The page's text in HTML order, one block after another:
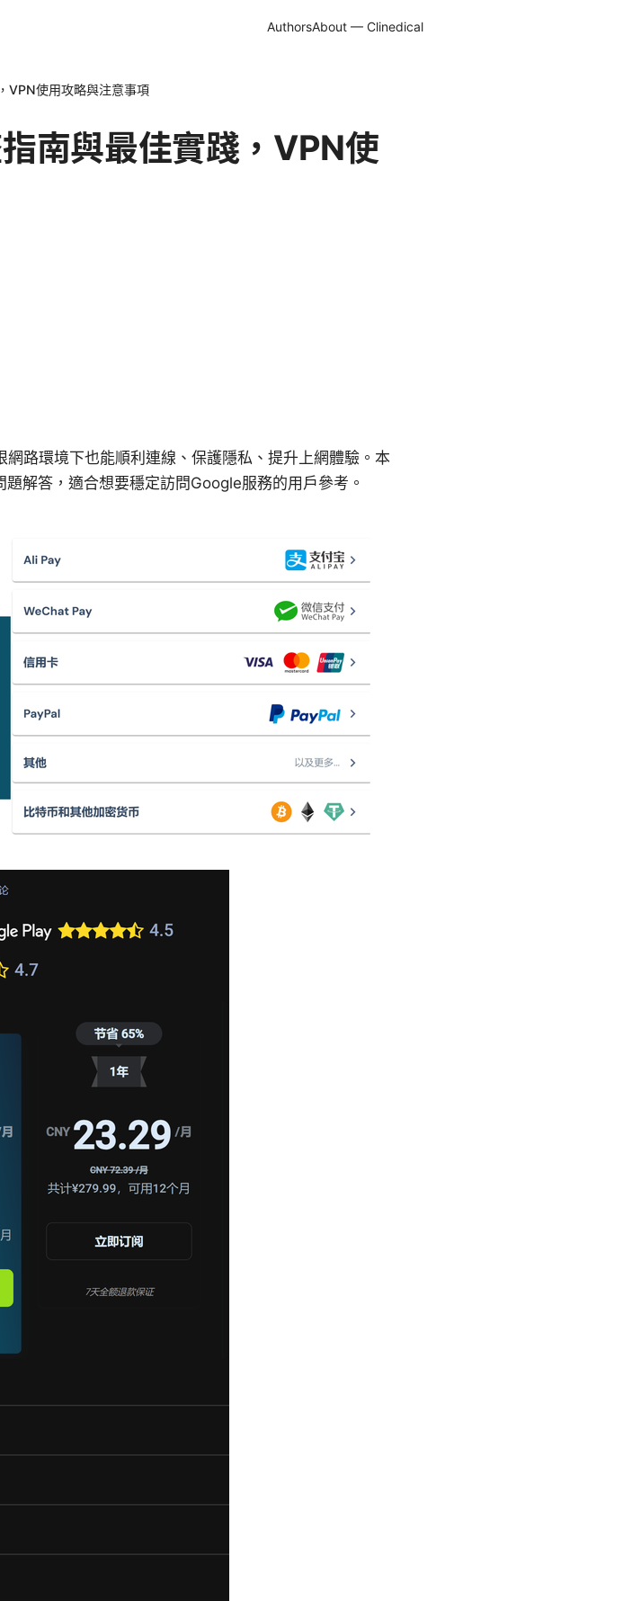
AuthorsAbout — Clinedical
VPN使用攻略與注意事項
南與最佳實踐，VPN使
路環境下也能順利連線、保護隱私、提升上網體驗。本
解答，適合想要穩定訪問Google服務的用戶參考。